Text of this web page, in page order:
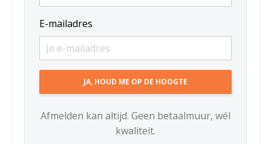
E-mailadres
Afmelden kan altijd. Geen betaalmuur, wél
kwaliteit.